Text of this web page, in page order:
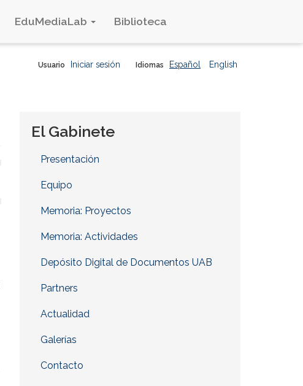
EduMediaLab Biblioteca
Idiomas Español English
Usuario Iniciar sesión
El Gabinete
Presentación
Equipo
Memoria: Proyectos
Memoria: Actividades
Depósito Digital de Documentos UAB
Partners
Actualidad
Galerías
Contacto